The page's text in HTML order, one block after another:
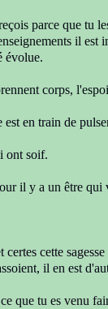
parce que tu
il est
évolue.
corps,
en train de
ont soif.
il y a un être qui
certes cette
il en est
que tu es venu